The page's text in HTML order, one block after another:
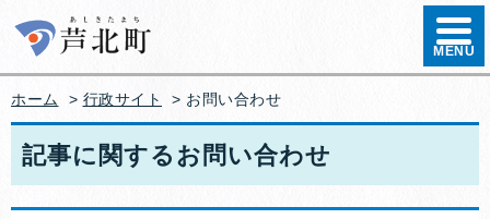
ハンバ
MENU
ホーム > 行政サイト > お問い合わせ
記事に関するお問い合わせ